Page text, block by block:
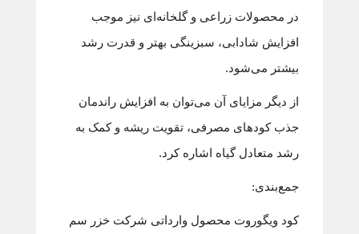
در محصولات زراعی و گلخانه‌ای نیز موجب
افزایش شادابی، سبزینگی بهتر و قدرت رشد
بیشتر می‌شود.
از دیگر مزایای آن می‌توان به افزایش راندمان
جذب کودهای مصرفی، تقویت ریشه و کمک به
رشد متعادل گیاه اشاره کرد.
جمع‌بندی:
کود ویگوروت محصول وارداتی شرکت خزر سم